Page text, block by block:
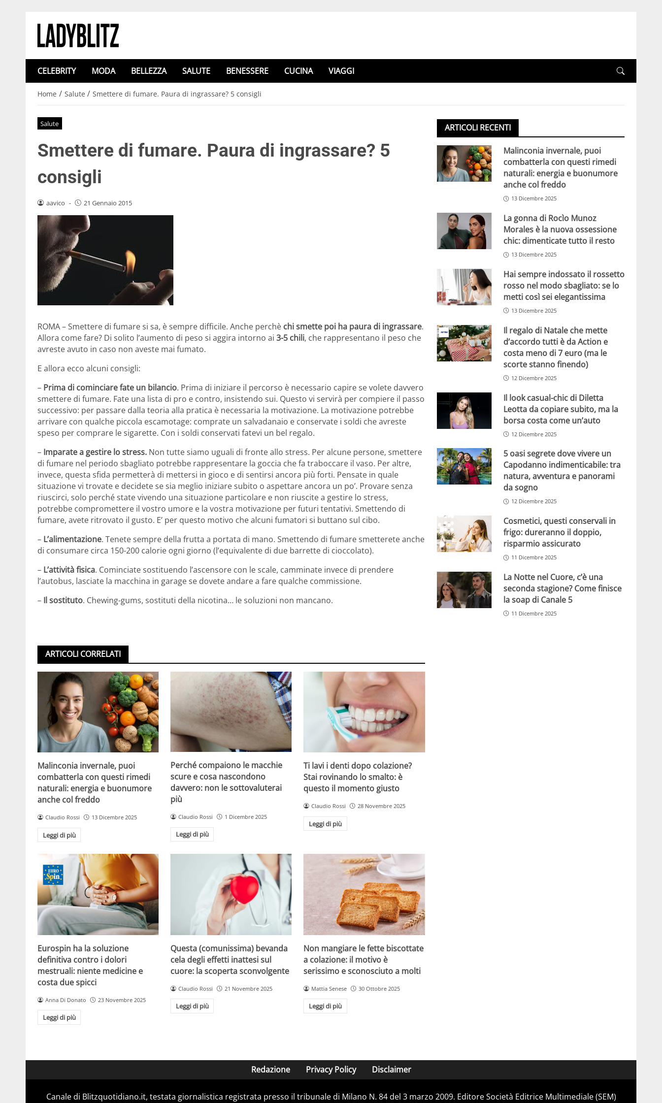
CELEBRITY MODA BELLEZZA SALUTE BENESSERE CUCINA VIAGGI
Home / Salute / Smettere di fumare. Paura di ingrassare? 5 consigli
Salute
Smettere di fumare. Paura di ingrassare? 5
consigli
aavico - 21 Gennaio 2015
ROMA – Smettere di fumare si sa, è sempre difficile. Anche perchè chi smette poi ha paura di ingrassare.
Allora come fare? Di solito l’aumento di peso si aggira intorno ai 3-5 chili, che rappresentano il peso che
avreste avuto in caso non aveste mai fumato.
E allora ecco alcuni consigli:
– Prima di cominciare fate un bilancio. Prima di iniziare il percorso è necessario capire se volete davvero
smettere di fumare. Fate una lista di pro e contro, insistendo sui. Questo vi servirà per compiere il passo
successivo: per passare dalla teoria alla pratica è necessaria la motivazione. La motivazione potrebbe
arrivare con qualche piccola escamotage: comprate un salvadanaio e conservate i soldi che avreste
speso per comprare le sigarette. Con i soldi conservati fatevi un bel regalo.
– Imparate a gestire lo stress. Non tutte siamo uguali di fronte allo stress. Per alcune persone, smettere
di fumare nel periodo sbagliato potrebbe rappresentare la goccia che fa traboccare il vaso. Per altre,
invece, questa sfida permetterà di mettersi in gioco e di sentirsi ancora più forti. Pensate in quale
situazione vi trovate e decidete se sia meglio iniziare subito o aspettare ancora un po’. Provare senza
riuscirci, solo perché state vivendo una situazione particolare e non riuscite a gestire lo stress,
potrebbe compromettere il vostro umore e la vostra motivazione per futuri tentativi. Smettendo di
fumare, avete ritrovato il gusto. E’ per questo motivo che alcuni fumatori si buttano sul cibo.
– L’alimentazione. Tenete sempre della frutta a portata di mano. Smettendo di fumare smetterete anche
di consumare circa 150-200 calorie ogni giorno (l’equivalente di due barrette di cioccolato).
– L’attività fisica. Cominciate sostituendo l’ascensore con le scale, camminate invece di prendere
l’autobus, lasciate la macchina in garage se dovete andare a fare qualche commissione.
– Il sostituto. Chewing-gums, sostituti della nicotina… le soluzioni non mancano.
ARTICOLI CORRELATI
Malinconia invernale, puoi
combatterla con questi rimedi
naturali: energia e buonumore
anche col freddo
Claudio Rossi 13 Dicembre 2025
Leggi di più
Perché compaiono le macchie
scure e cosa nascondono
davvero: non le sottovaluterai
più
Claudio Rossi 1 Dicembre 2025
Leggi di più
Ti lavi i denti dopo colazione?
Stai rovinando lo smalto: è
questo il momento giusto
Claudio Rossi 28 Novembre 2025
Leggi di più
Eurospin ha la soluzione
definitiva contro i dolori
mestruali: niente medicine e
costa due spicci
Anna Di Donato 23 Novembre 2025
Leggi di più
Questa (comunissima) bevanda
cela degli effetti inattesi sul
cuore: la scoperta sconvolgente
Claudio Rossi 21 Novembre 2025
Leggi di più
Non mangiare le fette biscottate
a colazione: il motivo è
serissimo e sconosciuto a molti
Mattia Senese 30 Ottobre 2025
Leggi di più
ARTICOLI RECENTI
Malinconia invernale, puoi
combatterla con questi rimedi
naturali: energia e buonumore
anche col freddo
13 Dicembre 2025
La gonna di Rocìo Munoz
Morales è la nuova ossessione
chic: dimenticate tutto il resto
13 Dicembre 2025
Hai sempre indossato il rossetto
rosso nel modo sbagliato: se lo
metti così sei elegantissima
13 Dicembre 2025
Il regalo di Natale che mette
d’accordo tutti è da Action e
costa meno di 7 euro (ma le
scorte stanno finendo)
12 Dicembre 2025
Il look casual-chic di Diletta
Leotta da copiare subito, ma la
borsa costa come un’auto
12 Dicembre 2025
5 oasi segrete dove vivere un
Capodanno indimenticabile: tra
natura, avventura e panorami
da sogno
12 Dicembre 2025
Cosmetici, questi conservali in
frigo: dureranno il doppio,
risparmio assicurato
11 Dicembre 2025
La Notte nel Cuore, c’è una
seconda stagione? Come finisce
la soap di Canale 5
11 Dicembre 2025
Redazione Privacy Policy Disclaimer
Canale di Blitzquotidiano.it, testata giornalistica registrata presso il tribunale di Milano N. 84 del 3 marzo 2009. Editore Società Editrice Multimediale (SEM)